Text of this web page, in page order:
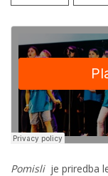
Pomislije priredba